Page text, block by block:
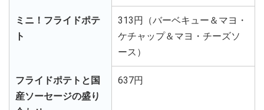
ミニ！フライドポテ
ト
313円（バーベキュー＆マヨ・
ケチャップ＆マヨ・チーズソ
ース）
フライドポテトと国
産ソーセージの盛り
637円